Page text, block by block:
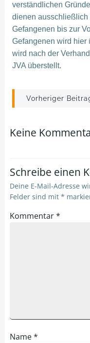
verständlichen
dienen ausschließlich
Gefangenen bis zur
Gefangenen wird hier
wird nach der
JVA überstellt.
Post
Vorheriger
Keine
Schreibe einen
Deine E-Mail-Adresse
Felder sind mit *
Kommentar*
Name*